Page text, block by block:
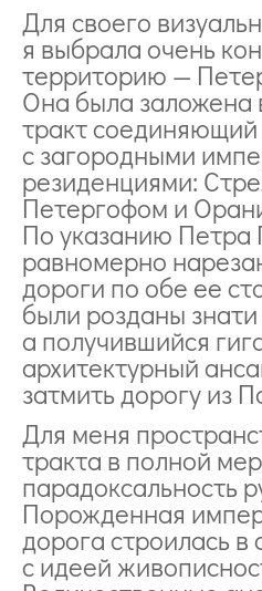
Для своего
я выбрала очень
территорию —
Она была заложена
тракт
с загородными
резиденциями:
Петергофом и
По указанию Петра
равномерно
дороги по обе ее
были розданы
а получившийся
архитектурный
затмить дорогу из
Для меня
тракта в полной
парадоксальность
Порожденная
дорога строилась в
с идеей